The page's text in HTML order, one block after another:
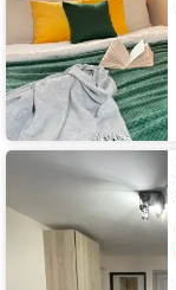
Гостевой
Гончарной